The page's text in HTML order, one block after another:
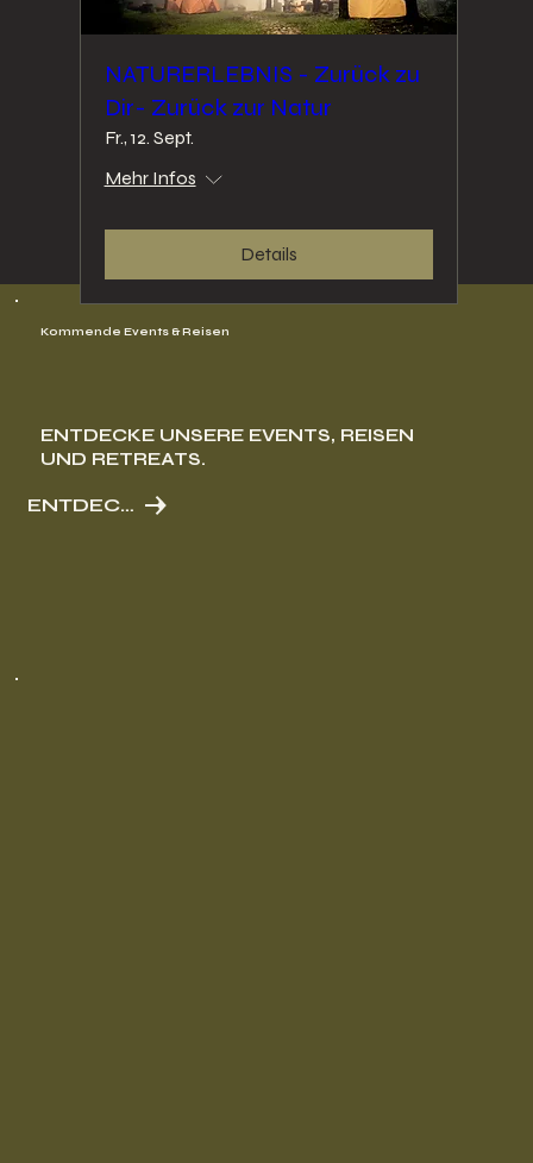
ENTDECKE UNSERE EVENTS, REISEN
UND RETREATS.
Kommende Events & Reisen
ENTDECKEN
NATURERLEBNIS - Zurück zu
Dir- Zurück zur Natur
Fr., 12. Sept.
Mehr Infos
Details